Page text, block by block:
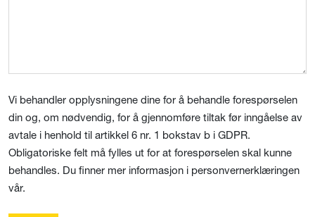
Vi behandler opplysningene dine for å behandle forespørselen
din og, om nødvendig, for å gjennomføre tiltak før inngåelse av
avtale i henhold til artikkel 6 nr. 1 bokstav b i GDPR.
Obligatoriske felt må fylles ut for at forespørselen skal kunne
behandles. Du finner mer informasjon i personvernerklæringen
vår.